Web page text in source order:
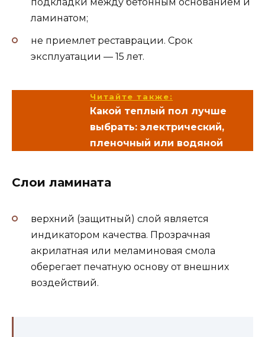
ламинатом;
не приемлет реставрации. Срок
эксплуатации — 15 лет.
Читайте также:
Какой теплый пол лучше
выбрать: электрический,
пленочный или водяной
Слои ламината
верхний (защитный) слой является
индикатором качества. Прозрачная
акрилатная или меламиновая смола
оберегает печатную основу от внешних
воздействий.